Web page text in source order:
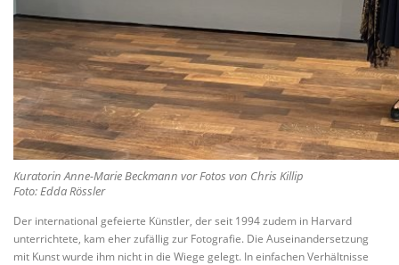
Kuratorin Anne-Marie Beckmann vor Fotos von Chris Killip
Foto: Edda Rössler
Der international gefeierte Künstler, der seit 1994 zudem in Harvard
unterrichtete, kam eher zufällig zur Fotografie. Die Auseinandersetzung
mit Kunst wurde ihm nicht in die Wiege gelegt. In einfachen Verhältnisse